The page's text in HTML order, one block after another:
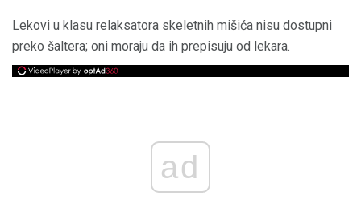
Lekovi u klasu relaksatora skeletnih mišića nisu dostupni
preko šaltera; oni moraju da ih prepisuju od lekara.
ad